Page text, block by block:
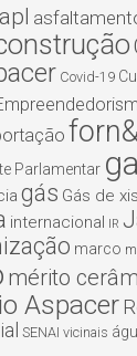
apl
Covid-19
Parlamentar
gás Gás de
internacional IR
marco
mérito
Aspacer
SENAI vicinais